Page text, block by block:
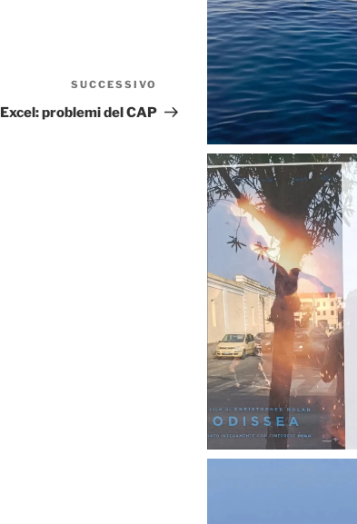
Articolo
successivo
SUCCESSIVO
Excel: problemi del CAP